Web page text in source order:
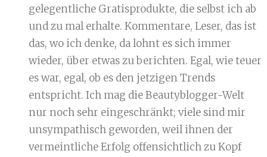
gelegentliche Gratisprodukte, die selbst ich ab
und zu mal erhalte. Kommentare, Leser, das ist
das, wo ich denke, da lohnt es sich immer
wieder, über etwas zu berichten. Egal, wie teuer
es war, egal, ob es den jetzigen Trends
entspricht. Ich mag die Beautyblogger-Welt
nur noch sehr eingeschränkt; viele sind mir
unsympathisch geworden, weil ihnen der
vermeintliche Erfolg offensichtlich zu Kopf